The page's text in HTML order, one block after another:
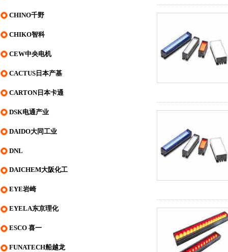
CHINO千野
CHIKO智科
CEW中央电机
CACTUS日本产基
CARTON日本卡通
DSK电通产业
DAIDO大同工业
DNL
DAICHEM大阪化工
EYE岩崎
EYELA东京理化
ESCO 喜一
FUNATECH船越龙